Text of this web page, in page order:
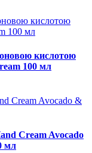
кислотою
100 мл
Cream Avocado
мл